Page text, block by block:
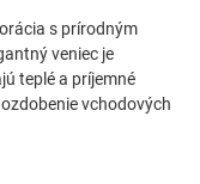
s prírodným
veniec je
teplé a príjemné
vchodových